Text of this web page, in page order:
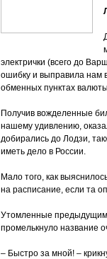
электрички (всего до
ошибку и выправила нам
обменных пунктах
Получив вожделенные
нашему удивлению,
добирались до Лодзи,
иметь дело в России.
Мало того, как
на расписание, если та
Утомленные
промельк­нуло название
– Быстро за мной! –